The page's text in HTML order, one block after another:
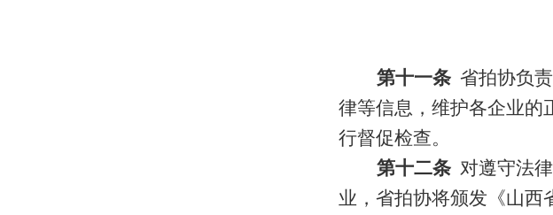
第十一条 省拍协负
律等信息，维护各企业的
行督促检查。
第十二条 对遵守法
业，省拍协将颁发《山西